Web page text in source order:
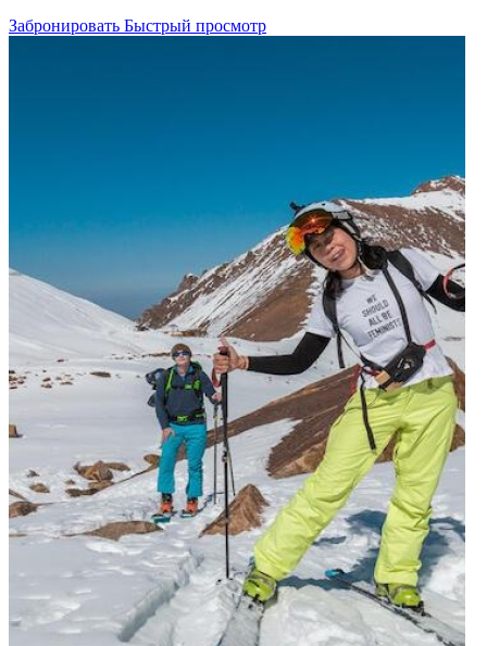
Забронировать Быстрый просмотр